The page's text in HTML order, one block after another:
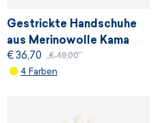
Gestrickte Handschuhe
aus Merinowolle Kama
R113
€ 36,70 € 48,00
4 Farben